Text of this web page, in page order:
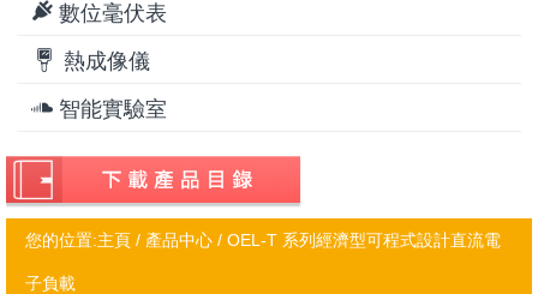
數位毫伏表
熱成像儀
智能實驗室
您的位置:主頁 / 產品中心 / OEL-T 系列經濟型可程式設計直流電
子負載